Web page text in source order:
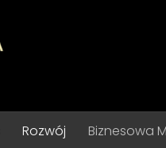
Rozwój Biznesowa